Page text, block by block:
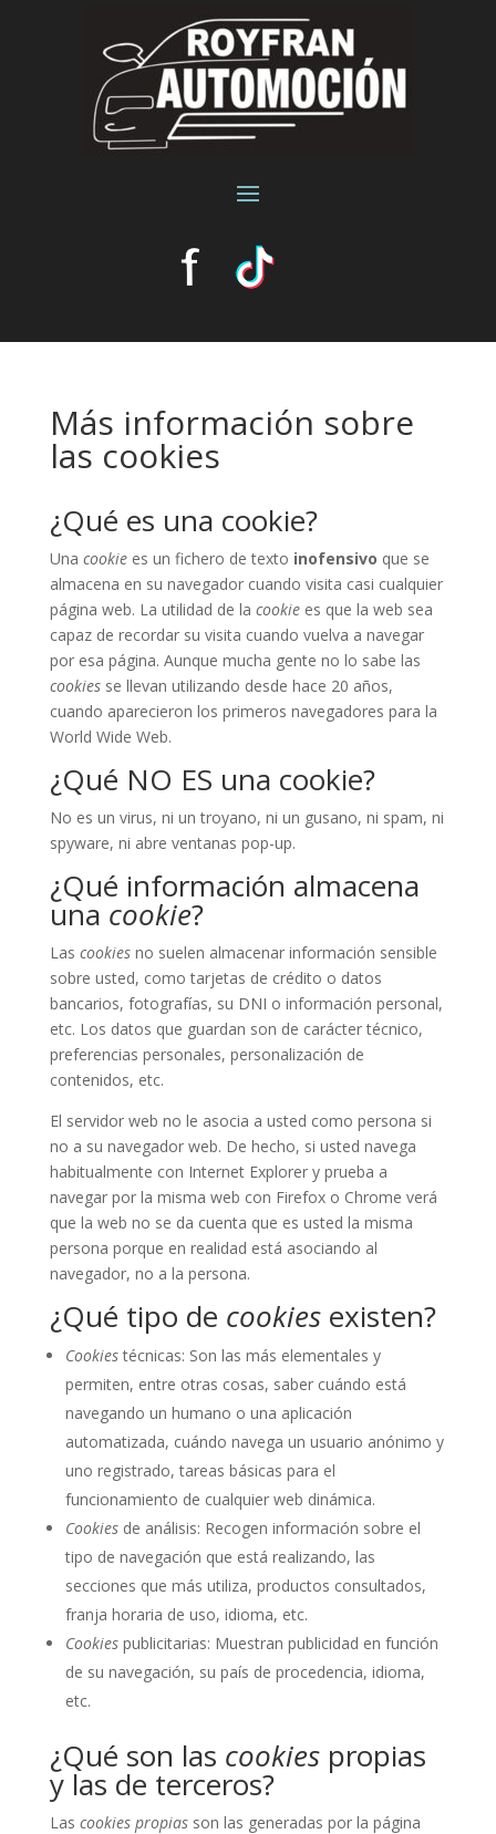
Más información sobre
las cookies
¿Qué es una cookie?
Una cookiees un fichero de texto inofensivo que se
almacena en su navegador cuando visita casi cualquier
página web. La utilidad de la cookiees que la web sea
capaz de recordar su visita cuando vuelva a navegar
por esa página. Aunque mucha gente no lo sabe las
cookiesse llevan utilizando desde hace 20 años,
cuando aparecieron los primeros navegadores para la
World Wide Web.
¿Qué NO ES una cookie?
No es un virus, ni un troyano, ni un gusano, ni spam, ni
spyware, ni abre ventanas pop-up.
¿Qué información almacena
una cookie?
Las cookiesno suelen almacenar información sensible
sobre usted, como tarjetas de crédito o datos
bancarios, fotografías, su DNI o información personal,
etc. Los datos que guardan son de carácter técnico,
preferencias personales, personalización de
contenidos, etc.
El servidor web no le asocia a usted como persona si
no a su navegador web. De hecho, si usted navega
habitualmente con Internet Explorer y prueba a
navegar por la misma web con Firefox o Chrome verá
que la web no se da cuenta que es usted la misma
persona porque en realidad está asociando al
navegador, no a la persona.
¿Qué tipo de cookiesexisten?
Cookiestécnicas: Son las más elementales y
permiten, entre otras cosas, saber cuándo está
navegando un humano o una aplicación
automatizada, cuándo navega un usuario anónimo y
uno registrado, tareas básicas para el
funcionamiento de cualquier web dinámica.
Cookiesde análisis: Recogen información sobre el
tipo de navegación que está realizando, las
secciones que más utiliza, productos consultados,
franja horaria de uso, idioma, etc.
Cookiespublicitarias: Muestran publicidad en función
de su navegación, su país de procedencia, idioma,
etc.
¿Qué son las cookiespropias
y las de terceros?
Las cookies propiasson las generadas por la página